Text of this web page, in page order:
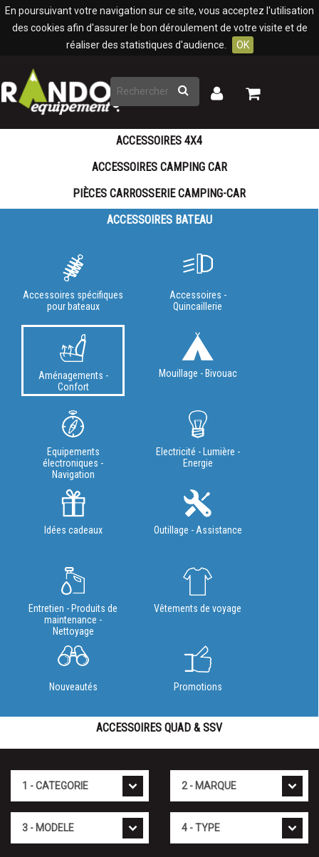
En poursuivant votre navigation sur ce site, vous acceptez l'utilisation
des cookies afin d'assurer le bon déroulement de votre visite et de
réaliser des statistiques d'audience.
OK
Rechercher
Mon
Mon
ACCESSOIRES 4X4
ACCESSOIRES CAMPING CAR
PIÈCES CARROSSERIE CAMPING-CAR
ACCESSOIRES BATEAU
Accessoires spécifiques
pour bateaux
Accessoires -
Quincaillerie
Aménagements -
Confort
Mouillage - Bivouac
Equipements
électroniques -
Navigation
Electricité - Lumière -
Energie
Idées cadeaux Outillage - Assistance
Entretien - Produits de
maintenance -
Nettoyage
Vêtements de voyage
Nouveautés Promotions
ACCESSOIRES QUAD & SSV
Panneau de gestion des cookies